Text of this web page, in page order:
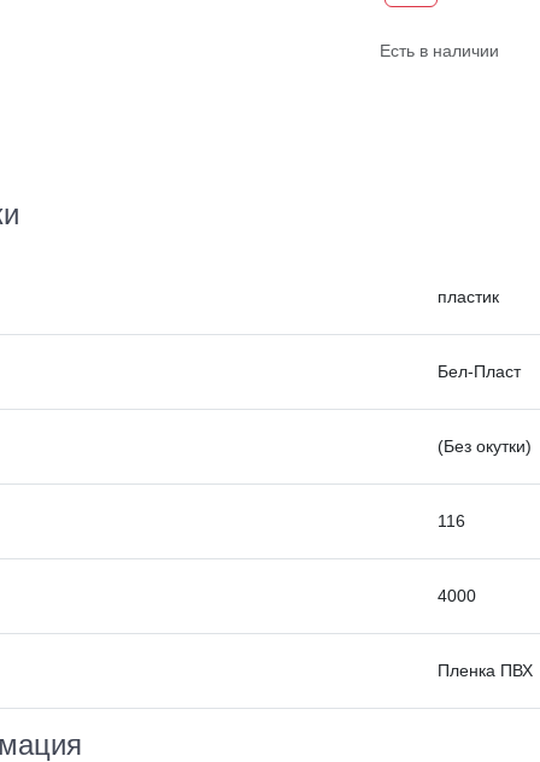
Есть в наличии
пластик
Бел-Пласт
(Без окутки)
116
4000
Пленка ПВХ